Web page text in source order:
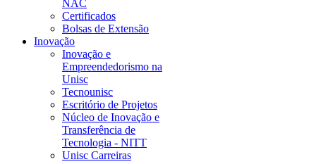
NAC
Certificados
Bolsas de Extensão
Inovação
Inovação e
Empreendedorismo na
Unisc
Tecnounisc
Escritório de Projetos
Núcleo de Inovação e
Transferência de
Tecnologia - NITT
Unisc Carreiras